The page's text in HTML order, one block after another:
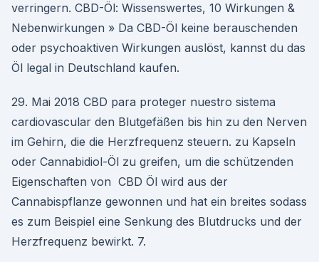
verringern. CBD-Öl: Wissenswertes, 10 Wirkungen &
Nebenwirkungen » Da CBD-Öl keine berauschenden
oder psychoaktiven Wirkungen auslöst, kannst du das
Öl legal in Deutschland kaufen.
29. Mai 2018 CBD para proteger nuestro sistema
cardiovascular den Blutgefäßen bis hin zu den Nerven
im Gehirn, die die Herzfrequenz steuern. zu Kapseln
oder Cannabidiol-Öl zu greifen, um die schützenden
Eigenschaften von CBD Öl wird aus der
Cannabispflanze gewonnen und hat ein breites sodass
es zum Beispiel eine Senkung des Blutdrucks und der
Herzfrequenz bewirkt. 7.